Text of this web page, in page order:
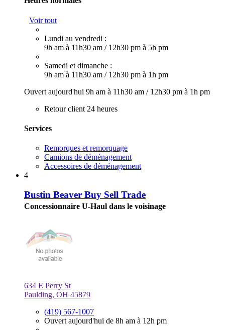
Voir tout
Lundi au vendredi :
9h am à 11h30 am / 12h30 pm à 5h pm
Samedi et dimanche :
9h am à 11h30 am / 12h30 pm à 1h pm
Ouvert aujourd'hui 9h am à 11h30 am / 12h30 pm à 1h pm
Retour client 24 heures
Services
Remorques et remorquage
Camions de déménagement
Accessoires de déménagement
4
Bustin Beaver Buy Sell Trade
Concessionnaire U-Haul dans le voisinage
634 E Perry St
Paulding, OH 45879
(419) 567-1007
Ouvert aujourd'hui de 8h am à 12h pm